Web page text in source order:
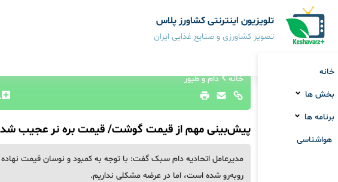
تلویزیون اینترنتی کشاورز پلاس
تصویر کشاورزی و صنایع غذایی ایران
خانه
بخش ها
برنامه ها
هواشناسی
خانه دام و طیور
پیش‌بینی مهم از قیمت گوشت/ قیمت بره نر عجیب شد
مدیرعامل اتحادیه دام سبک گفت: با توجه به کمبود و نوسان قیمت نهاده
روبه‌رو شده است، اما در عرضه مشکلی نداریم.